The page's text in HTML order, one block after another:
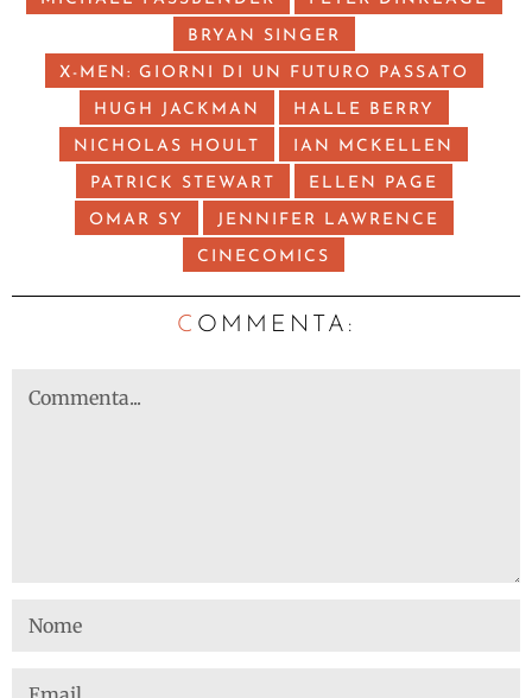
BRYAN SINGER
X-MEN: GIORNI DI UN FUTURO PASSATO
HUGH JACKMAN HALLE BERRY
NICHOLAS HOULT IAN MCKELLEN
PATRICK STEWART ELLEN PAGE
OMAR SY JENNIFER LAWRENCE
CINECOMICS
C OMMENTA: